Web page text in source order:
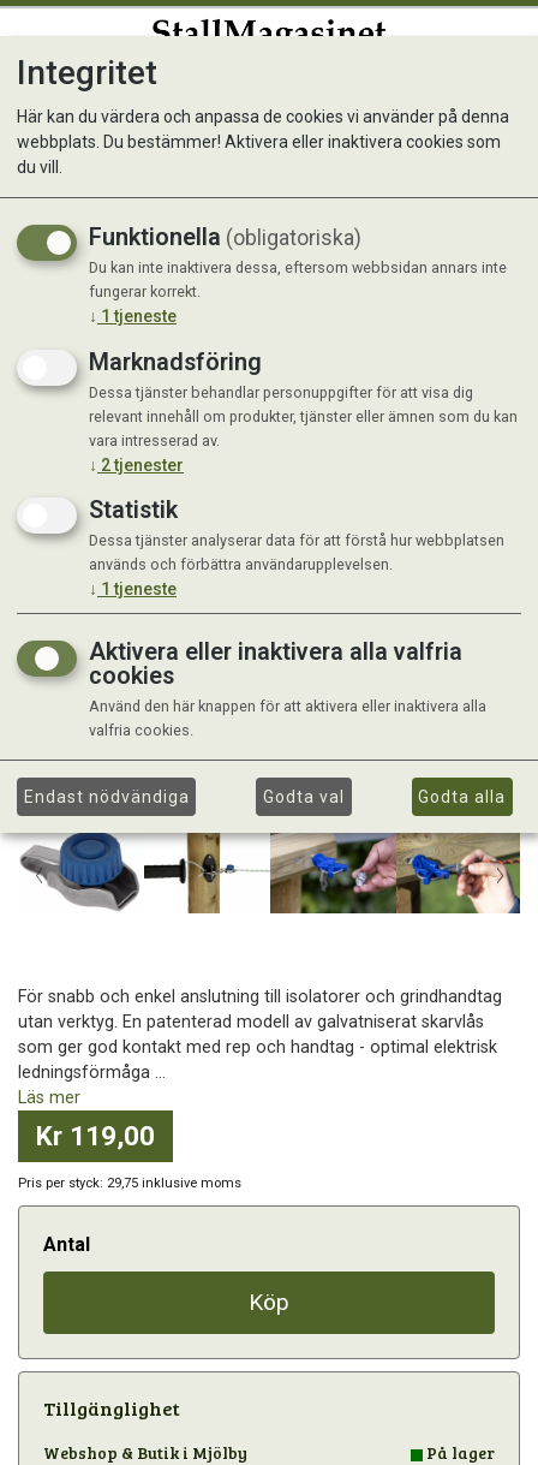
Skarvlås Rostfri för
grindhandtag, 4-pack
För snabb och enkel anslutning till isolatorer och grindhandtag
utan verktyg. En patenterad modell av galvatniserat skarvlås
som ger god kontakt med rep och handtag - optimal elektrisk
ledningsförmåga ...
Läs mer
Kr 119,00
Pris per styck: 29,75 inklusive moms
Antal
Köp
Tillgänglighet
Webshop & Butik i Mjölby På lager
Integritet
Här kan du värdera och anpassa de cookies vi använder på denna
webbplats. Du bestämmer! Aktivera eller inaktivera cookies som
du vill.
Funktionella (obligatoriska)
Du kan inte inaktivera dessa, eftersom webbsidan annars inte
fungerar korrekt.
↓ 1 tjeneste
Marknadsföring
Dessa tjänster behandlar personuppgifter för att visa dig
relevant innehåll om produkter, tjänster eller ämnen som du kan
vara intresserad av.
↓ 2tjenester
Statistik
Dessa tjänster analyserar data för att förstå hur webbplatsen
används och förbättra användarupplevelsen.
↓ 1 tjeneste
Aktivera eller inaktivera alla valfria
cookies
Använd den här knappen för att aktivera eller inaktivera alla
valfria cookies.
Endast nödvändiga Godta val Godta alla